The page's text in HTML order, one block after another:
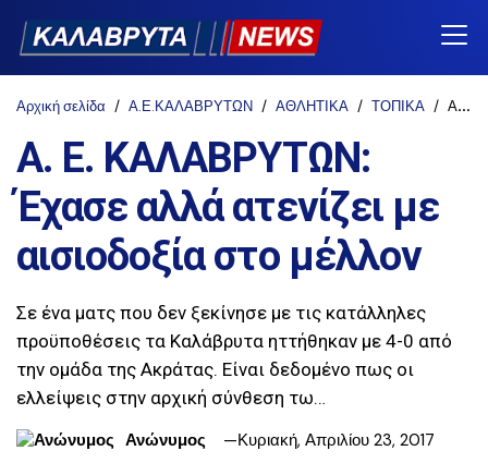
Αρχική σελίδα Α.Ε.ΚΑΛΑΒΡΥΤΩΝ ΑΘΛΗΤΙΚΑ ΤΟΠΙΚΑ Α. Ε. ΚΑΛΑΒΡΥΤΩΝ: Έχασε αλλά ατενίζει με αισιοδοξία στο μέλλον
Α. Ε. ΚΑΛΑΒΡΥΤΩΝ:
Έχασε αλλά ατενίζει με
αισιοδοξία στο μέλλον
Σε ένα ματς που δεν ξεκίνησε με τις κατάλληλες
προϋποθέσεις τα Καλάβρυτα ηττήθηκαν με 4-0 από
την ομάδα της Ακράτας. Είναι δεδομένο πως οι
ελλείψεις στην αρχική σύνθεση τω…
Ανώνυμος
Κυριακή, Απριλίου 23, 2017